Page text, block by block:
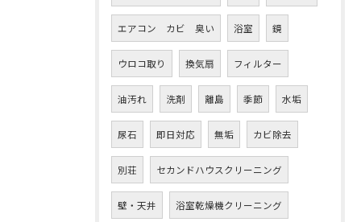
エアコン カビ 臭い 浴室 鏡
ウロコ取り 換気扇 フィルター
油汚れ 洗剤 離島 季節 水垢
尿石 即日対応 無垢 カビ除去
別荘 セカンドハウスクリーニング
壁・天井 浴室乾燥機クリーニング